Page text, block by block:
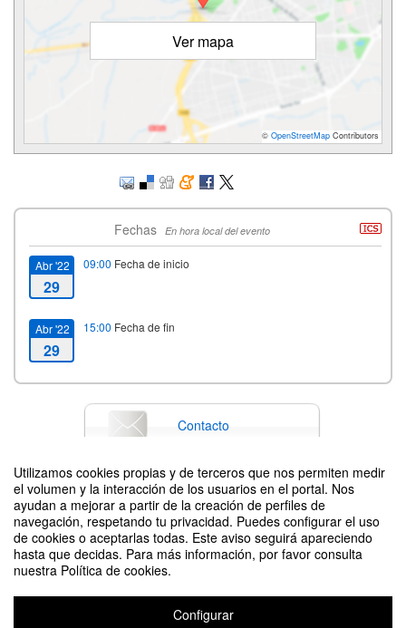
Utilizamos cookies propias y de terceros que nos permiten medir
el volumen y la interacción de los usuarios en el portal. Nos
ayudan a mejorar a partir de la creación de perfiles de
navegación, respetando tu privacidad. Puedes configurar el uso
de cookies o aceptarlas todas. Este aviso seguirá apareciendo
hasta que decidas. Para más información, por favor consulta
nuestra Política de cookies.
Configurar
Ver mapa
© OpenStreetMap Contributors
Fechas En hora local del evento
Abr '22
29
09:00 Fecha de inicio
Abr '22
29
15:00 Fecha de fin
Contacto
Difunde tu evento poniendo el siguiente código en tu sitio